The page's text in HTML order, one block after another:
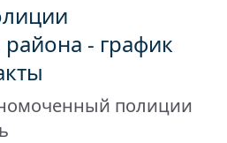
района - график
полиции